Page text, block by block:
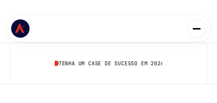
TENHA UM CASE DE SUCESSO EM 2026